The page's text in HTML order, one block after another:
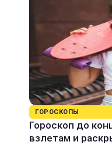
ГОРОСКОПЫ
Гороскоп до
взлетам и